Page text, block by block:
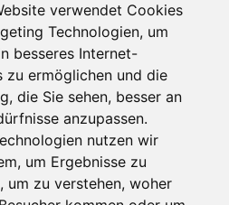
verwendet Cookies
Technologien, um
besseres Internet-
zu ermöglichen und die
die Sie sehen, besser an
anzupassen.
nutzen wir
um Ergebnisse zu
um zu verstehen, woher
PROTHESE SITZT
Zahnprothesen wünschen
Zahnersatz, der weder
dem man wieder alles essen
als man sich fragte: Worauf habe